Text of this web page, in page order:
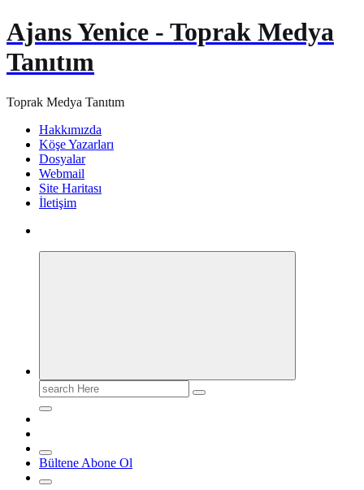
Ajans Yenice - Toprak Medya
Tanıtım
Toprak Medya Tanıtım
Hakkımızda
Köşe Yazarları
Dosyalar
Webmail
Site Haritası
İletişim
Search
for:
Bültene Abone Ol